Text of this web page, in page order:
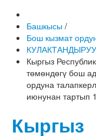
Башкысы /
Бош кызмат
Кыргыз
төмөндөгү бош
ордуна
июнунан тартып
Кыргыз